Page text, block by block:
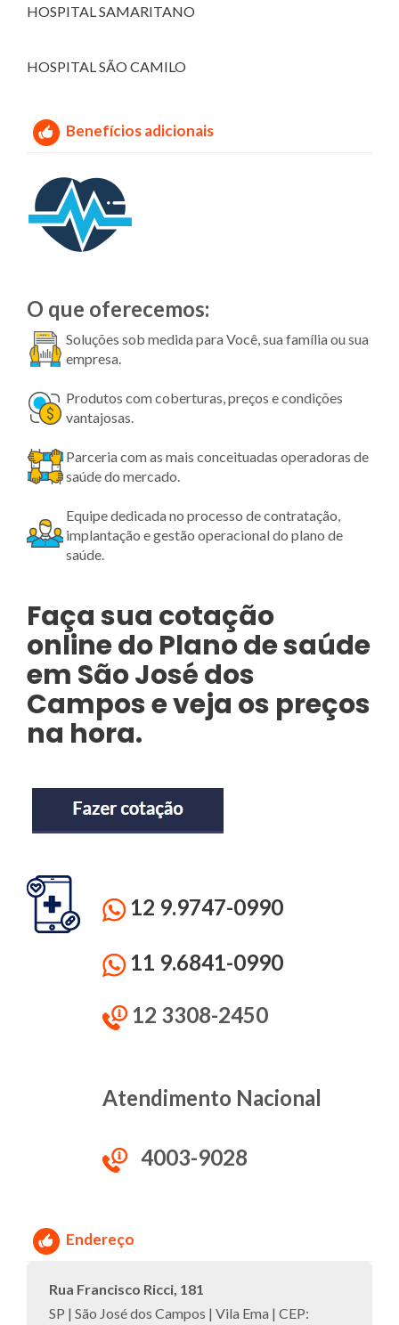
HOSPITAL SAMARITANO
HOSPITAL SÃO CAMILO
Benefícios adicionais
O que oferecemos:
Soluções sob medida para Você, sua família ou sua
empresa.
Produtos com coberturas, preços e condições
vantajosas.
Parceria com as mais conceituadas operadoras de
saúde do mercado.
Equipe dedicada no processo de contratação,
implantação e gestão operacional do plano de
saúde.
Faça sua cotação
onlinedo Plano de saúde
em São José dos
Campos e veja os preços
na hora.
12 9.9747-0990
11 9.6841-0990
12 3308-2450
Atendimento Nacional
4003-9028
Endereço
Rua Francisco Ricci, 181
SP | São José dos Campos | Vila Ema | CEP: